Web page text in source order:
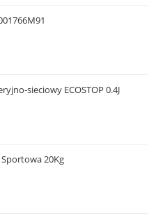
sieciowy ECOSTOP 0.4J
20Kg